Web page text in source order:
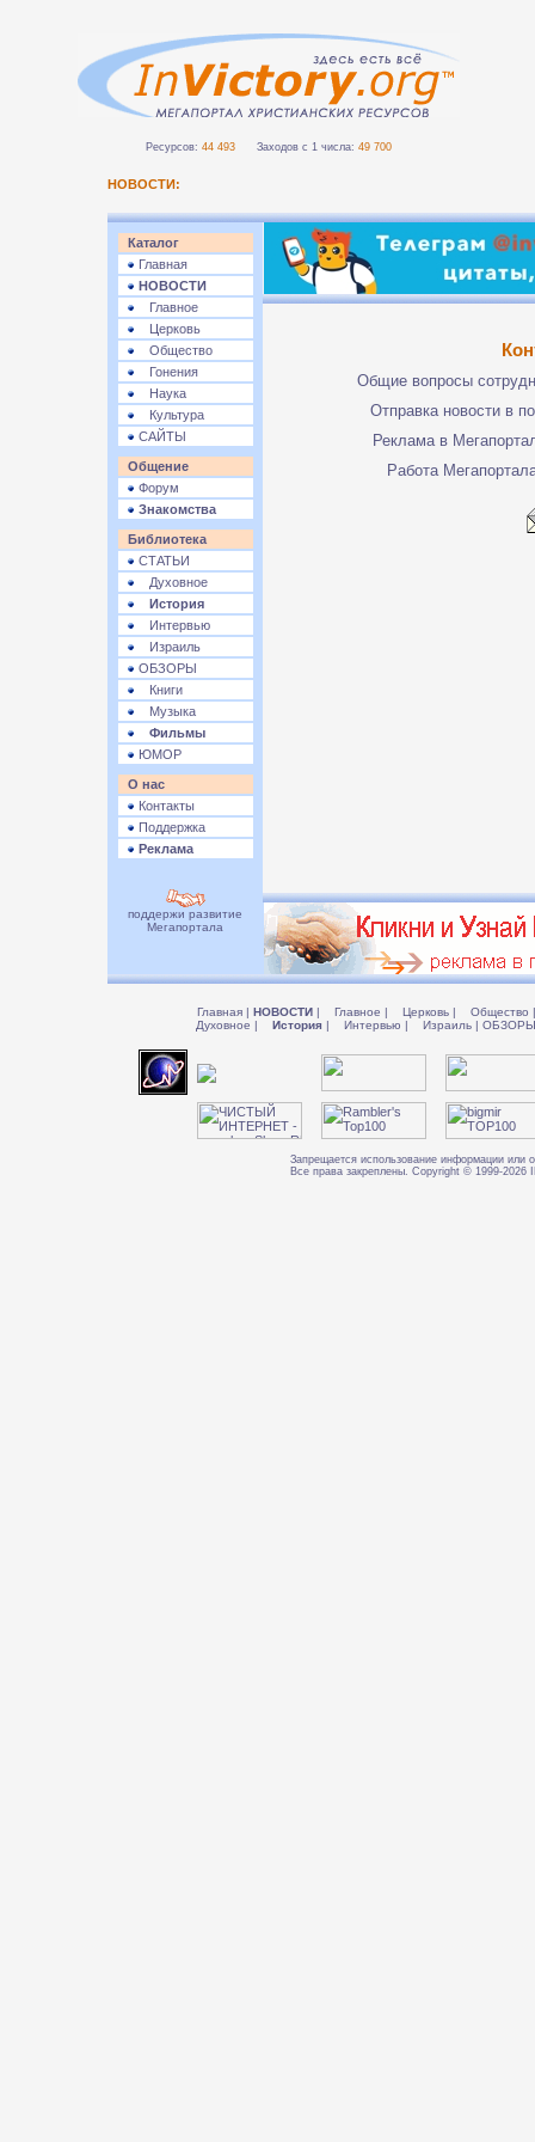
Ресурсов: 44 493 Заходов с 1 числа: 49 700
НОВОСТИ:
Каталог
Главная
НОВОСТИ
Главное
Церковь
Общество
Гонения
Наука
Культура
САЙТЫ
Общение
Форум
Знакомства
Библиотека
СТАТЬИ
Духовное
История
Интервью
Израиль
ОБЗОРЫ
Книги
Музыка
Фильмы
ЮМОР
О нас
Контакты
Поддержка
Реклама
Общие вопросы
Отправка новости в
Реклама в
Работа
поддержи развитие
Мегапортала
Главная | НОВОСТИ | Главное | Церковь | Общество |
Духовное | История | Интервью | Израиль |
Запрещается использование информации или
Все права закреплены. Copyright © 1999-